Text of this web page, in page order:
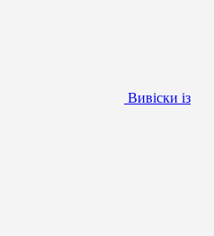
Вивіски із